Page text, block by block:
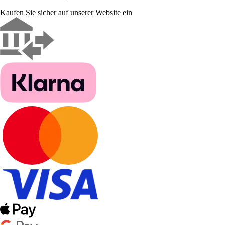
Kaufen Sie sicher auf unserer Website ein